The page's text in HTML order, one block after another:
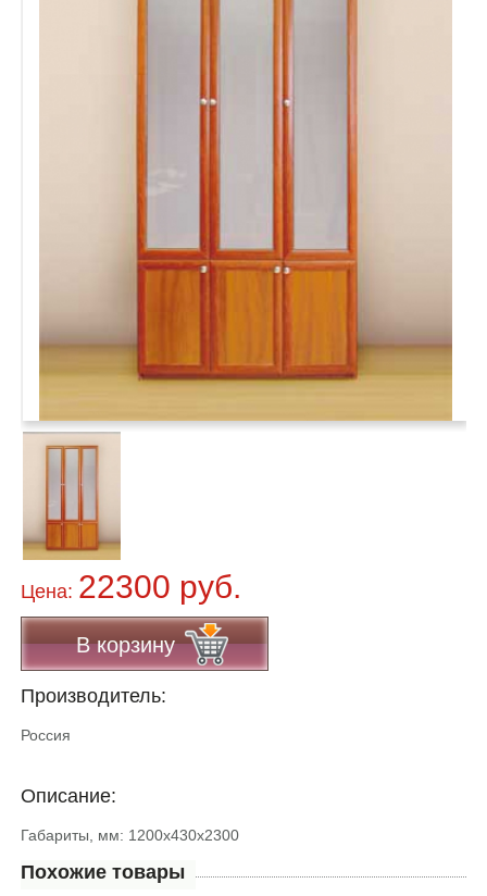
Цена: 22300 руб.
В корзину
Производитель:
Россия
Описание:
Габариты, мм: 1200х430х2300
Похожие товары